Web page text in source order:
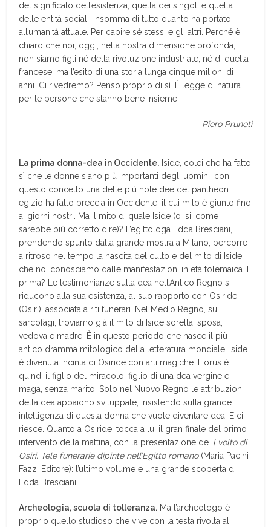
del significato dell’esistenza, quella dei singoli e quella
delle entità sociali, insomma di tutto quanto ha portato
all’umanità attuale. Per capire sé stessi e gli altri. Perché è
chiaro che noi, oggi, nella nostra dimensione profonda,
non siamo figli né della rivoluzione industriale, né di quella
francese, ma l’esito di una storia lunga cinque milioni di
anni. Ci rivedremo? Penso proprio di sì. È legge di natura
per le persone che stanno bene insieme.
Piero Pruneti
La prima donna-dea in Occidente. Iside, colei che ha fatto
sì che le donne siano più importanti degli uomini: con
questo concetto una delle più note dee del pantheon
egizio ha fatto breccia in Occidente, il cui mito è giunto fino
ai giorni nostri. Ma il mito di quale Iside (o Isi, come
sarebbe più corretto dire)? L’egittologa Edda Bresciani,
prendendo spunto dalla grande mostra a Milano, percorre
a ritroso nel tempo la nascita del culto e del mito di Iside
che noi conosciamo dalle manifestazioni in età tolemaica. E
prima? Le testimonianze sulla dea nell’Antico Regno si
riducono alla sua esistenza, al suo rapporto con Osiride
(Osiri), associata a riti funerari. Nel Medio Regno, sui
sarcofagi, troviamo già il mito di Iside sorella, sposa,
vedova e madre. È in questo periodo che nasce il più
antico dramma mitologico della letteratura mondiale: Iside
è divenuta incinta di Osiride con arti magiche. Horus è
quindi il figlio del miracolo, figlio di una dea vergine e
maga, senza marito. Solo nel Nuovo Regno le attribuzioni
della dea appaiono sviluppate, insistendo sulla grande
intelligenza di questa donna che vuole diventare dea. E ci
riesce. Quanto a Osiride, tocca a lui il gran finale del primo
intervento della mattina, con la presentazione de I l volto di
Osiri. Tele funerarie dipinte nell’Egitto romano(Maria Pacini
Fazzi Editore): l’ultimo volume e una grande scoperta di
Edda Bresciani.
Archeologia, scuola di tolleranza. Ma l’archeologo è
proprio quello studioso che vive con la testa rivolta al